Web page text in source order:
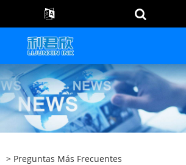
> Preguntas Más Frecuentes